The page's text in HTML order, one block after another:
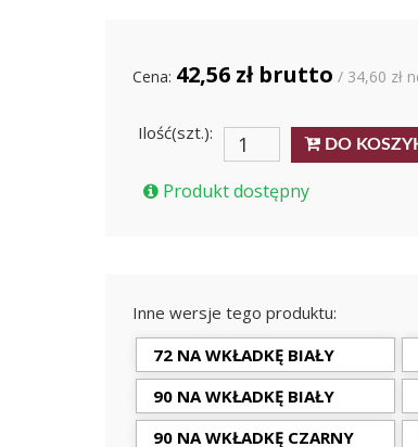
Cena: 42,56 zł brutto / 34,60 zł
Ilość(szt.):
DO
Produkt dostępny
Inne wersje tego produktu:
72 NA WKŁADKĘ BIAŁY
90 NA WKŁADKĘ BIAŁY
90 NA WKŁADKĘ CZARNY